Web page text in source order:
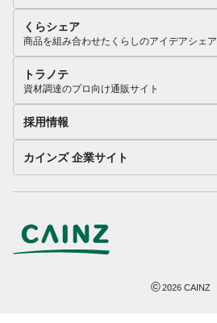
くらシェア
商品を組み合わせたくらしのアイデアシェア
トラノテ
資材調達のプロ向け通販サイト
採用情報
カインズ 企業サイト
©2026 CAINZ